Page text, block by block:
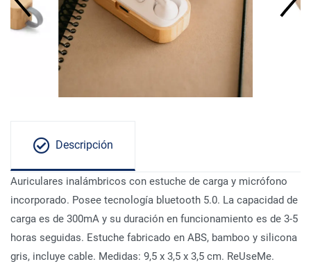
Descripción
Auriculares inalámbricos con estuche de carga y micrófono
incorporado. Posee tecnología bluetooth 5.0. La capacidad de
carga es de 300mA y su duración en funcionamiento es de 3-5
horas seguidas. Estuche fabricado en ABS, bamboo y silicona
gris, incluye cable. Medidas: 9,5 x 3,5 x 3,5 cm. ReUseMe.